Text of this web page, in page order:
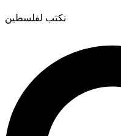
نكتب لفلسطين